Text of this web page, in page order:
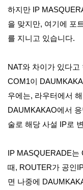
하지만 IP
을 맞지만, 여기에 포
를 지니고 있습니다.
NAT와 차이가 있다
COM1이
우에는, 라우터에서
DAUMKAKAO에서
술로 해당 사설 IP로
IP MASQUERADE
때, ROUTER가 공인
면 나중에